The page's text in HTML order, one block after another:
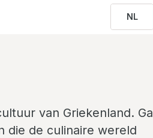
NL
van Griekenland. Ga
die de culinaire wereld